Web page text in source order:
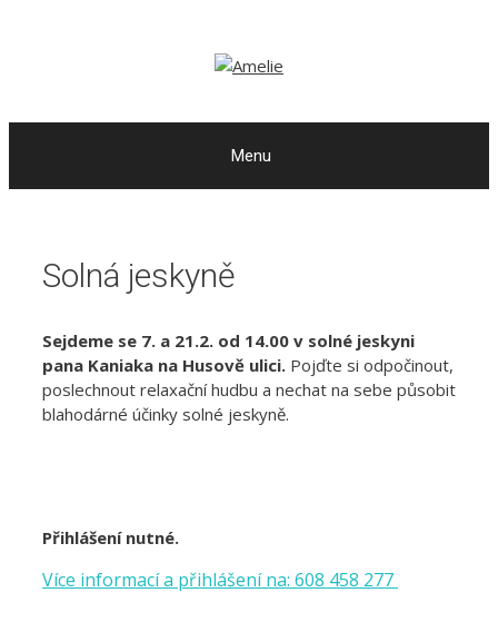
Menu
Solná jeskyně
Sejdeme se 7. a 21.2. od 14.00 v solné jeskyni
pana Kaniaka na Husově ulici. Pojďte si odpočinout,
poslechnout relaxační hudbu a nechat na sebe působit
blahodárné účinky solné jeskyně.
Přihlášení nutné.
Více informací a přihlášení na: 608 458 277